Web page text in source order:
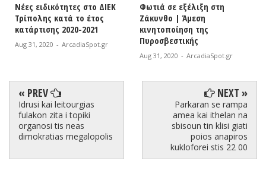
Νέες ειδικότητες στο ΔΙΕΚ
Τρίπολης κατά το έτος
κατάρτισης 2020-2021
Aug 31, 2020 - ArcadiaSpot.gr
Φωτιά σε εξέλιξη στη
Ζάκυνθο | Άμεση
κινητοποίηση της
Πυροσβεστικής
Aug 31, 2020 - ArcadiaSpot.gr
« PREV
Idrusi kai leitourgias
fulakon zita i topiki
organosi tis neas
dimokratias megalopolis
NEXT »
Parkaran se rampa
amea kai ithelan na
sbisoun tin klisi giati
poios anapiros
kukloforei stis 22 00